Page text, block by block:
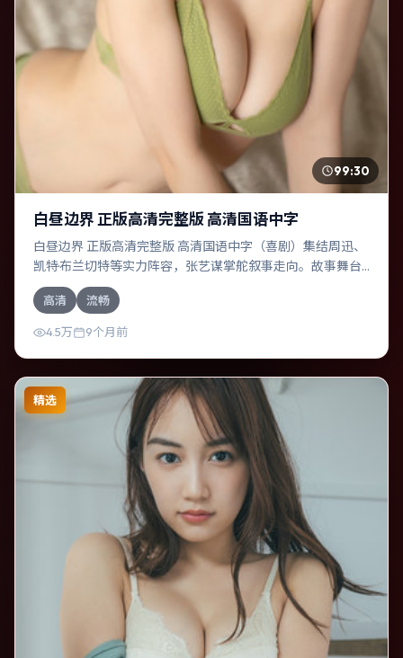
99:30
白昼边界 正版高清完整版 高清国语中字
白昼边界 正版高清完整版 高清国语中字（喜剧）集结周迅、
凯特·布兰切特等实力阵容，张艺谋掌舵叙事走向。故事舞台
设定于英国，围绕一次意外选择展开连锁反应；配乐与色彩
高度服务于主题，结尾留白耐人寻味。
高清 流畅
4.5万 9个月前
精选